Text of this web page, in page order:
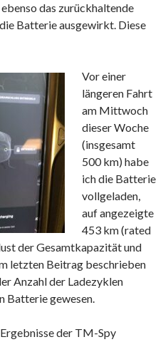
das zurückhaltende
Batterie ausgewirkt. Diese
Vor einer
längeren Fahrt
am Mittwoch
dieser Woche
(insgesamt
500 km) habe
ich die Batterie
vollgeladen,
auf angezeigte
453 km (rated
der Gesamtkapazität und
letzten Beitrag beschrieben
Anzahl der Ladezyklen
Batterie gewesen.
der TM-Spy